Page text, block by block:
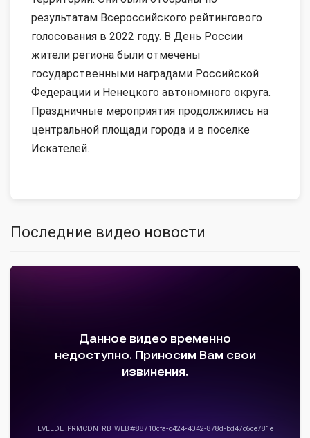
результатам Всероссийского рейтингового
голосования в 2022 году. В День России
жители региона были отмечены
государственными наградами Российской
Федерации и Ненецкого автономного округа.
Праздничные мероприятия продолжились на
центральной площади города и в поселке
Искателей.
Последние видео новости